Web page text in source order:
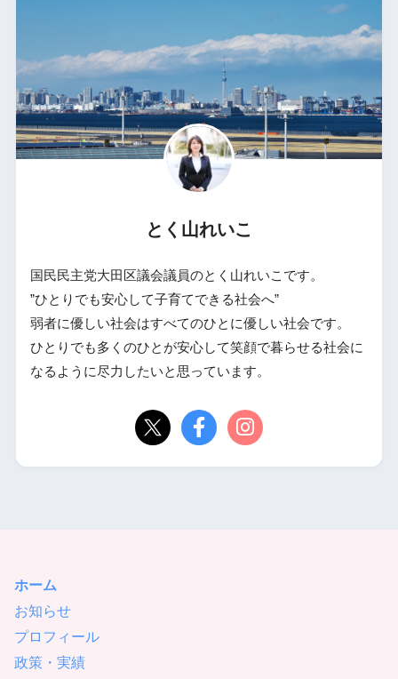
とく山れいこ
国民民主党大田区議会議員のとく山れいこです。
”ひとりでも安心して子育てできる社会へ”
弱者に優しい社会はすべてのひとに優しい社会です。
ひとりでも多くのひとが安心して笑顔で暮らせる社会に
なるように尽力したいと思っています。
ホーム
お知らせ
プロフィール
政策・実績